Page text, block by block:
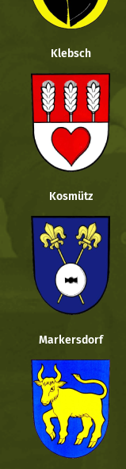
Klebsch
Kosmütz
Markersdorf